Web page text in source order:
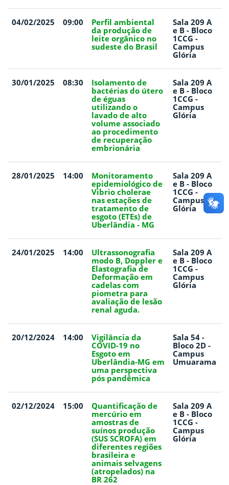
04/02/2025 09:00
Perfil ambiental
da produção de
leite orgânico no
sudeste do Brasil
Sala 209 A
e B - Bloco
1CCG -
Campus
Glória
30/01/2025 08:30
Isolamento de
bactérias do útero
de éguas
utilizando o
lavado de alto
volume associado
ao procedimento
de recuperação
embrionária
Sala 209 A
e B - Bloco
1CCG -
Campus
Glória
28/01/2025 14:00
Monitoramento
epidemiológico de
Vibrio cholerae
nas estações de
tratamento de
esgoto (ETEs) de
Uberlândia - MG
Sala 209 A
e B - Bloco
1CCG -
Campus
Glória
24/01/2025 14:00
Ultrassonografia
modo B, Doppler e
Elastografia de
Deformação em
cadelas com
piometra para
avaliação de lesão
renal aguda.
Sala 209 A
e B - Bloco
1CCG -
Campus
Glória
20/12/2024 14:00
Vigilância da
COVID-19 no
Esgoto em
Uberlândia-MG em
uma perspectiva
pós pandêmica
Sala 54 -
Bloco 2D -
Campus
Umuarama
02/12/2024 15:00
Quantificação de
mercúrio em
amostras de
suínos produção
(SUS SCROFA) em
diferentes regiões
brasileira e
animais selvagens
(atropelados) na
BR 262
Sala 209 A
e B - Bloco
1CCG -
Campus
Glória